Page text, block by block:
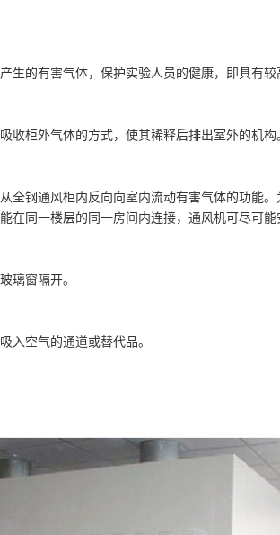
生的有害气体，保护实验人员的健康，即具有
收柜外气体的方式，使其稀释后排出室外的机构
全钢通风柜内反向向室内流动有害气体的功能
在同一楼层的同一房间内连接，通风机可尽可能
璃窗隔开。
入空气的通道或替代品。